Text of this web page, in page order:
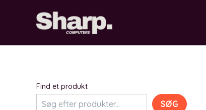
Find et produkt
SØG